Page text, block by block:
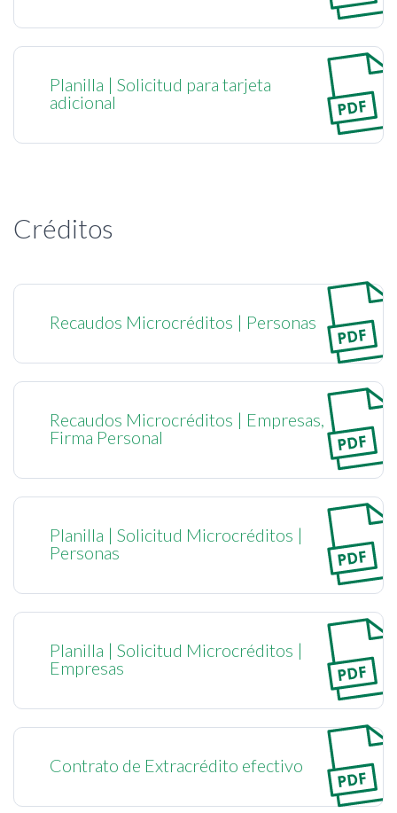
Planilla | Solicitud para tarjeta
adicional
Créditos
Recaudos Microcréditos | Personas
Recaudos Microcréditos | Empresas,
Firma Personal
Planilla | Solicitud Microcréditos |
Personas
Planilla | Solicitud Microcréditos |
Empresas
Contrato de Extracrédito efectivo